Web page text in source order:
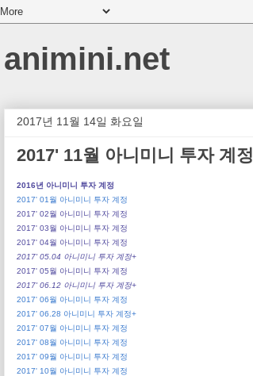
animini.net
2017년 11월 14일 화요일
2017' 11월 아니미니 투자 계정
2016년 아니미니 투자 계정
2017' 01월 아니미니 투자 계정
2017' 02월 아니미니 투자 계정
2017' 03월 아니미니 투자 계정
2017' 04월 아니미니 투자 계정
2017' 05.04 아니미니 투자 계정+
2017' 05월 아니미니 투자 계정
2017' 06.12 아니미니 투자 계정+
2017' 06월 아니미니 투자 계정
2017' 06.28 아니미니 투자 계정+
2017' 07월 아니미니 투자 계정
2017' 08월 아니미니 투자 계정
2017' 09월 아니미니 투자 계정
2017' 10월 아니미니 투자 계정